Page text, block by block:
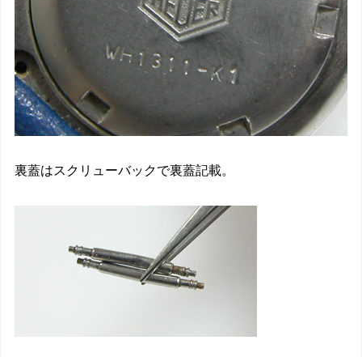
裏蓋はスクリューバックで裏蓋記載。